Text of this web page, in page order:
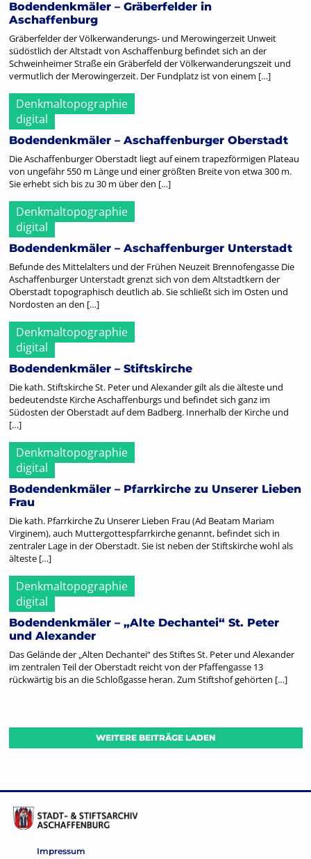
Bodendenkmäler – Gräberfelder in
Aschaffenburg
Gräberfelder der Völkerwanderungs- und Merowingerzeit Unweit
südöstlich der Altstadt von Aschaffenburg befindet sich an der
Schweinheimer Straße ein Gräberfeld der Völkerwanderungszeit und
vermutlich der Merowingerzeit. Der Fundplatz ist von einem […]
Denkmaltopographie
digital
Bodendenkmäler – Aschaffenburger Oberstadt
Die Aschaffenburger Oberstadt liegt auf einem trapezförmigen Plateau
von ungefähr 550 m Länge und einer größten Breite von etwa 300 m.
Sie erhebt sich bis zu 30 m über den […]
Denkmaltopographie
digital
Bodendenkmäler – Aschaffenburger Unterstadt
Befunde des Mittelalters und der Frühen Neuzeit Brennofengasse Die
Aschaffenburger Unterstadt grenzt sich von dem Altstadtkern der
Oberstadt topographisch deutlich ab. Sie schließt sich im Osten und
Nordosten an den […]
Denkmaltopographie
digital
Bodendenkmäler – Stiftskirche
Die kath. Stiftskirche St. Peter und Alexander gilt als die älteste und
bedeutendste Kirche Aschaffenburgs und befindet sich ganz im
Südosten der Oberstadt auf dem Badberg. Innerhalb der Kirche und
[…]
Denkmaltopographie
digital
Bodendenkmäler – Pfarrkirche zu Unserer Lieben
Frau
Die kath. Pfarrkirche Zu Unserer Lieben Frau (Ad Beatam Mariam
Virginem), auch Muttergottespfarrkirche genannt, befindet sich in
zentraler Lage in der Oberstadt. Sie ist neben der Stiftskirche wohl als
älteste […]
Denkmaltopographie
digital
Bodendenkmäler – „Alte Dechantei“ St. Peter
und Alexander
Das Gelände der „Alten Dechantei“ des Stiftes St. Peter und Alexander
im zentralen Teil der Oberstadt reicht von der Pfaffengasse 13
rückwärtig bis an die Schloßgasse heran. Zum Stiftshof gehörten […]
WEITERE BEITRÄGE LADEN
Impressum